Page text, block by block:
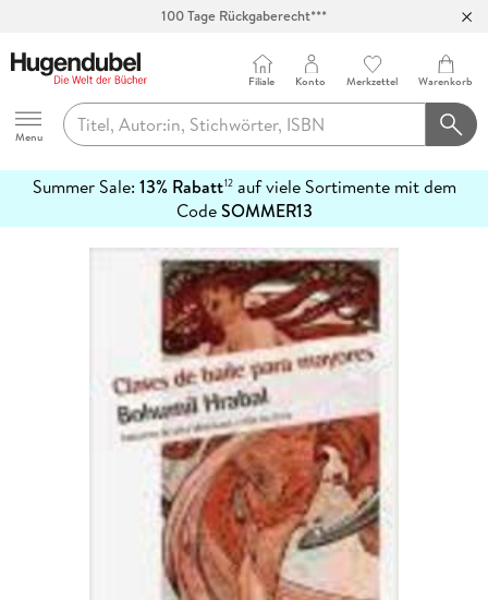
Hugendubel
Menu
Filiale Konto Merkzettel Warenkorb
Summer Sale: 13% Rabatt12auf viele Sortimente mit dem
CodeSOMMER13
erfahren